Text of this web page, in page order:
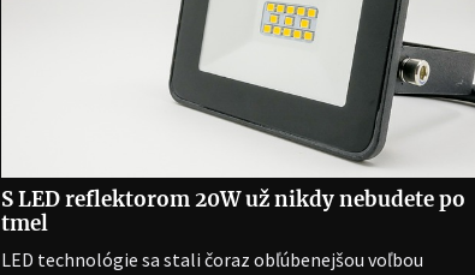
S LED reflektorom 20W už nikdy nebudete po
tmel
LED technológie sa stali čoraz obľúbenejšou voľbou